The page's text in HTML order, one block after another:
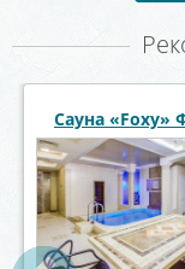
Сауна Восточная